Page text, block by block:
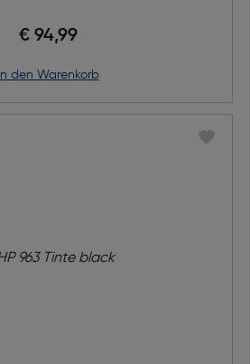
€ 94,99
in den Warenkorb